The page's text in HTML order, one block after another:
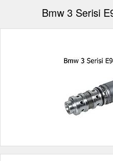
Bmw 3 Serisi